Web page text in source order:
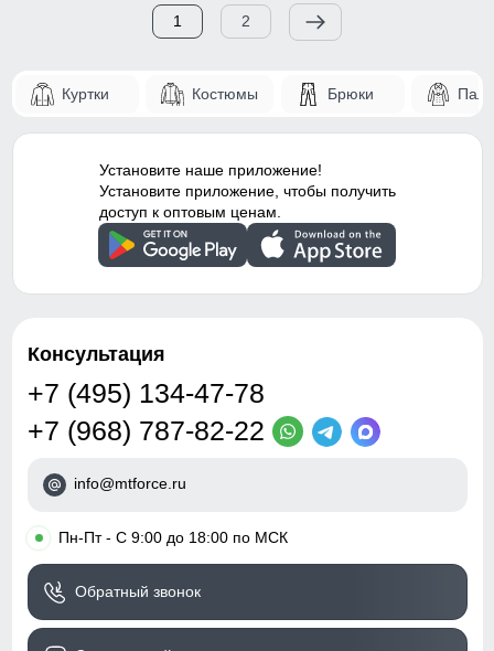
1 2
Куртки Костюмы Брюки
Установите наше приложение!
Установите приложение, чтобы получить
доступ к оптовым ценам.
Консультация
+7 (495) 134-47-78
+7 (968) 787-82-22
info@mtforce.ru
• Пн-Пт - С 9:00 до 18:00 по МСК
Обратный звонок